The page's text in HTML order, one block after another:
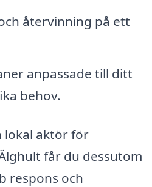
återvinning på ett
anpassade till ditt
behov.
lokal aktör för
får du dessutom
respons och